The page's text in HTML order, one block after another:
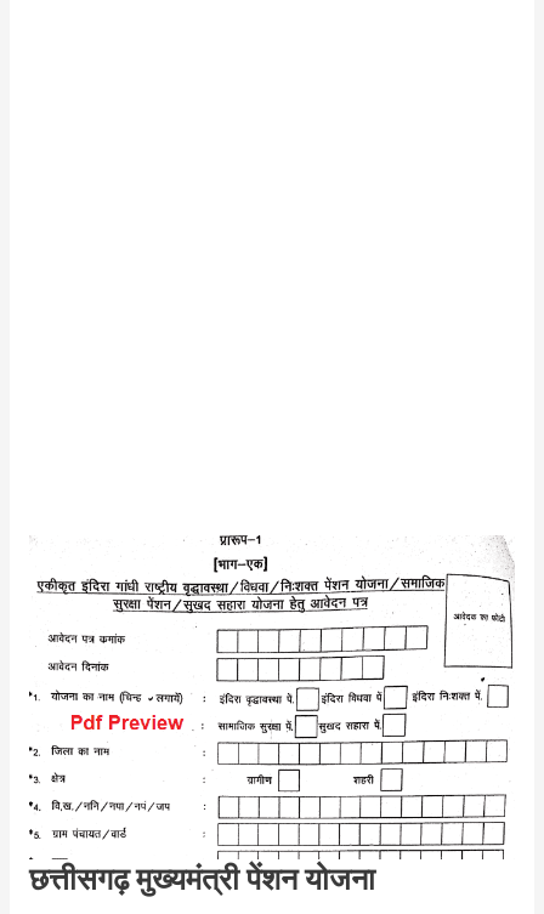
छत्तीसगढ़ मुख्यमंत्री पेंशन योजना